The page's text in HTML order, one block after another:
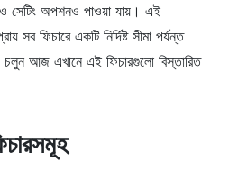
সেটিং অপশনও পাওয়া যায়। এই
ফিচারে একটি নির্দিষ্ট সীমা পর্যন্ত
চলুন আজ এখানে এই ফিচারগুলো বিস্তারিত